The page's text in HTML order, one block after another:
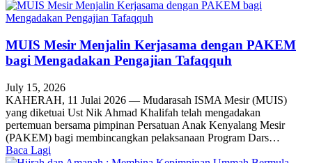
MUIS Mesir Menjalin Kerjasama dengan PAKEM
bagi Mengadakan Pengajian Tafaqquh
July 15, 2026
KAHERAH, 11 Julai 2026 — Mudarasah ISMA Mesir (MUIS)
yang diketuai Ust Nik Ahmad Khalifah telah mengadakan
pertemuan bersama pimpinan Persatuan Anak Kenyalang Mesir
(PAKEM) bagi membincangkan pelaksanaan Program Dars…
Baca Lagi